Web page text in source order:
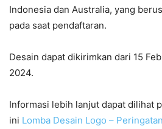
Indonesia dan Australia, yang
pada saat pendaftaran.
Desain dapat dikirimkan dari 15
2024.
Informasi lebih lanjut dapat dilihat
ini Lomba Desain Logo –